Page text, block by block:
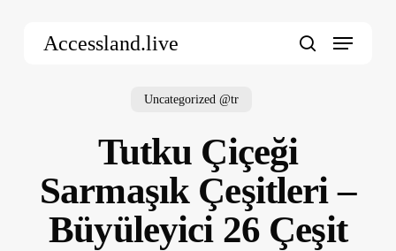
Accessland.live Menu
Uncategorized @tr
Tutku Çiçeği
Sarmaşık Çeşitleri –
Büyüleyici 26 Çeşit